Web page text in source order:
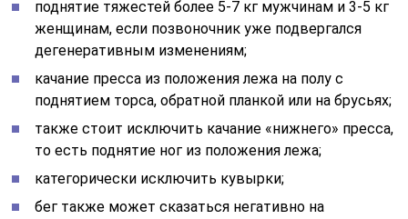
поднятие тяжестей более 5-7 кг мужчинам и 3-5 кг
женщинам, если позвоночник уже подвергался
дегенеративным изменениям;
качание пресса из положения лежа на полу с
поднятием торса, обратной планкой или на брусьях;
также стоит исключить качание «нижнего» пресса,
то есть поднятие ног из положения лежа;
категорически исключить кувырки;
бег также может сказаться негативно на